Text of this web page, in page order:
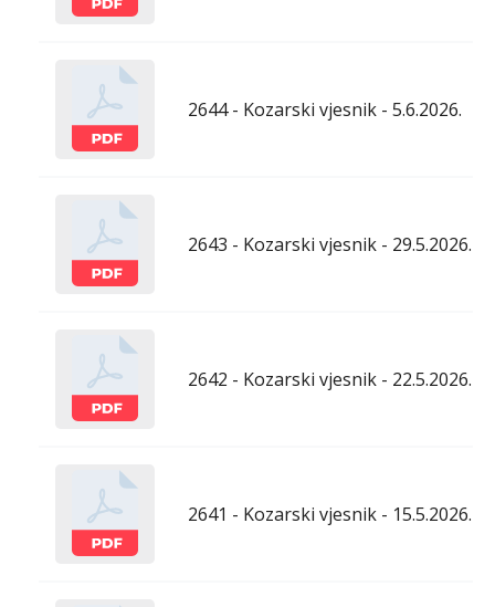
2644 - Kozarski vjesnik - 5.6.2026.
2643 - Kozarski vjesnik - 29.5.2026.
2642 - Kozarski vjesnik - 22.5.2026.
2641 - Kozarski vjesnik - 15.5.2026.